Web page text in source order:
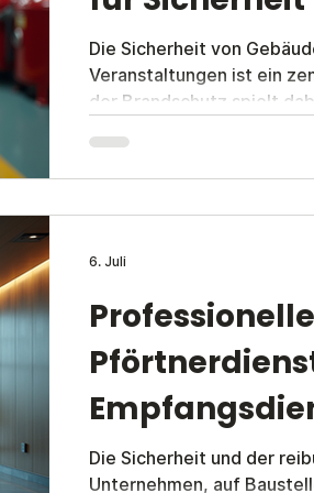
Die Sicherheit von
Veranstaltungen ist ein
der Brandschutz spielt
vorbeugenden
Reaktion im Ernstfall. In
Bedeutung von
dienen,
Professionelle
Die Sicherheit und der
Unternehmen, auf
6. Juli